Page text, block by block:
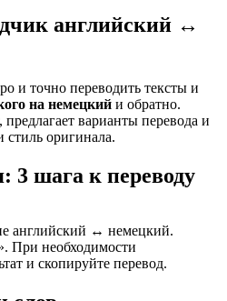
английский ↔
и точно переводить тексты и
на немецкий и обратно.
варианты перевода и
стиль оригинала.
3 шага к переводу
английский ↔ немецкий.
При необходимости
и скопируйте перевод.